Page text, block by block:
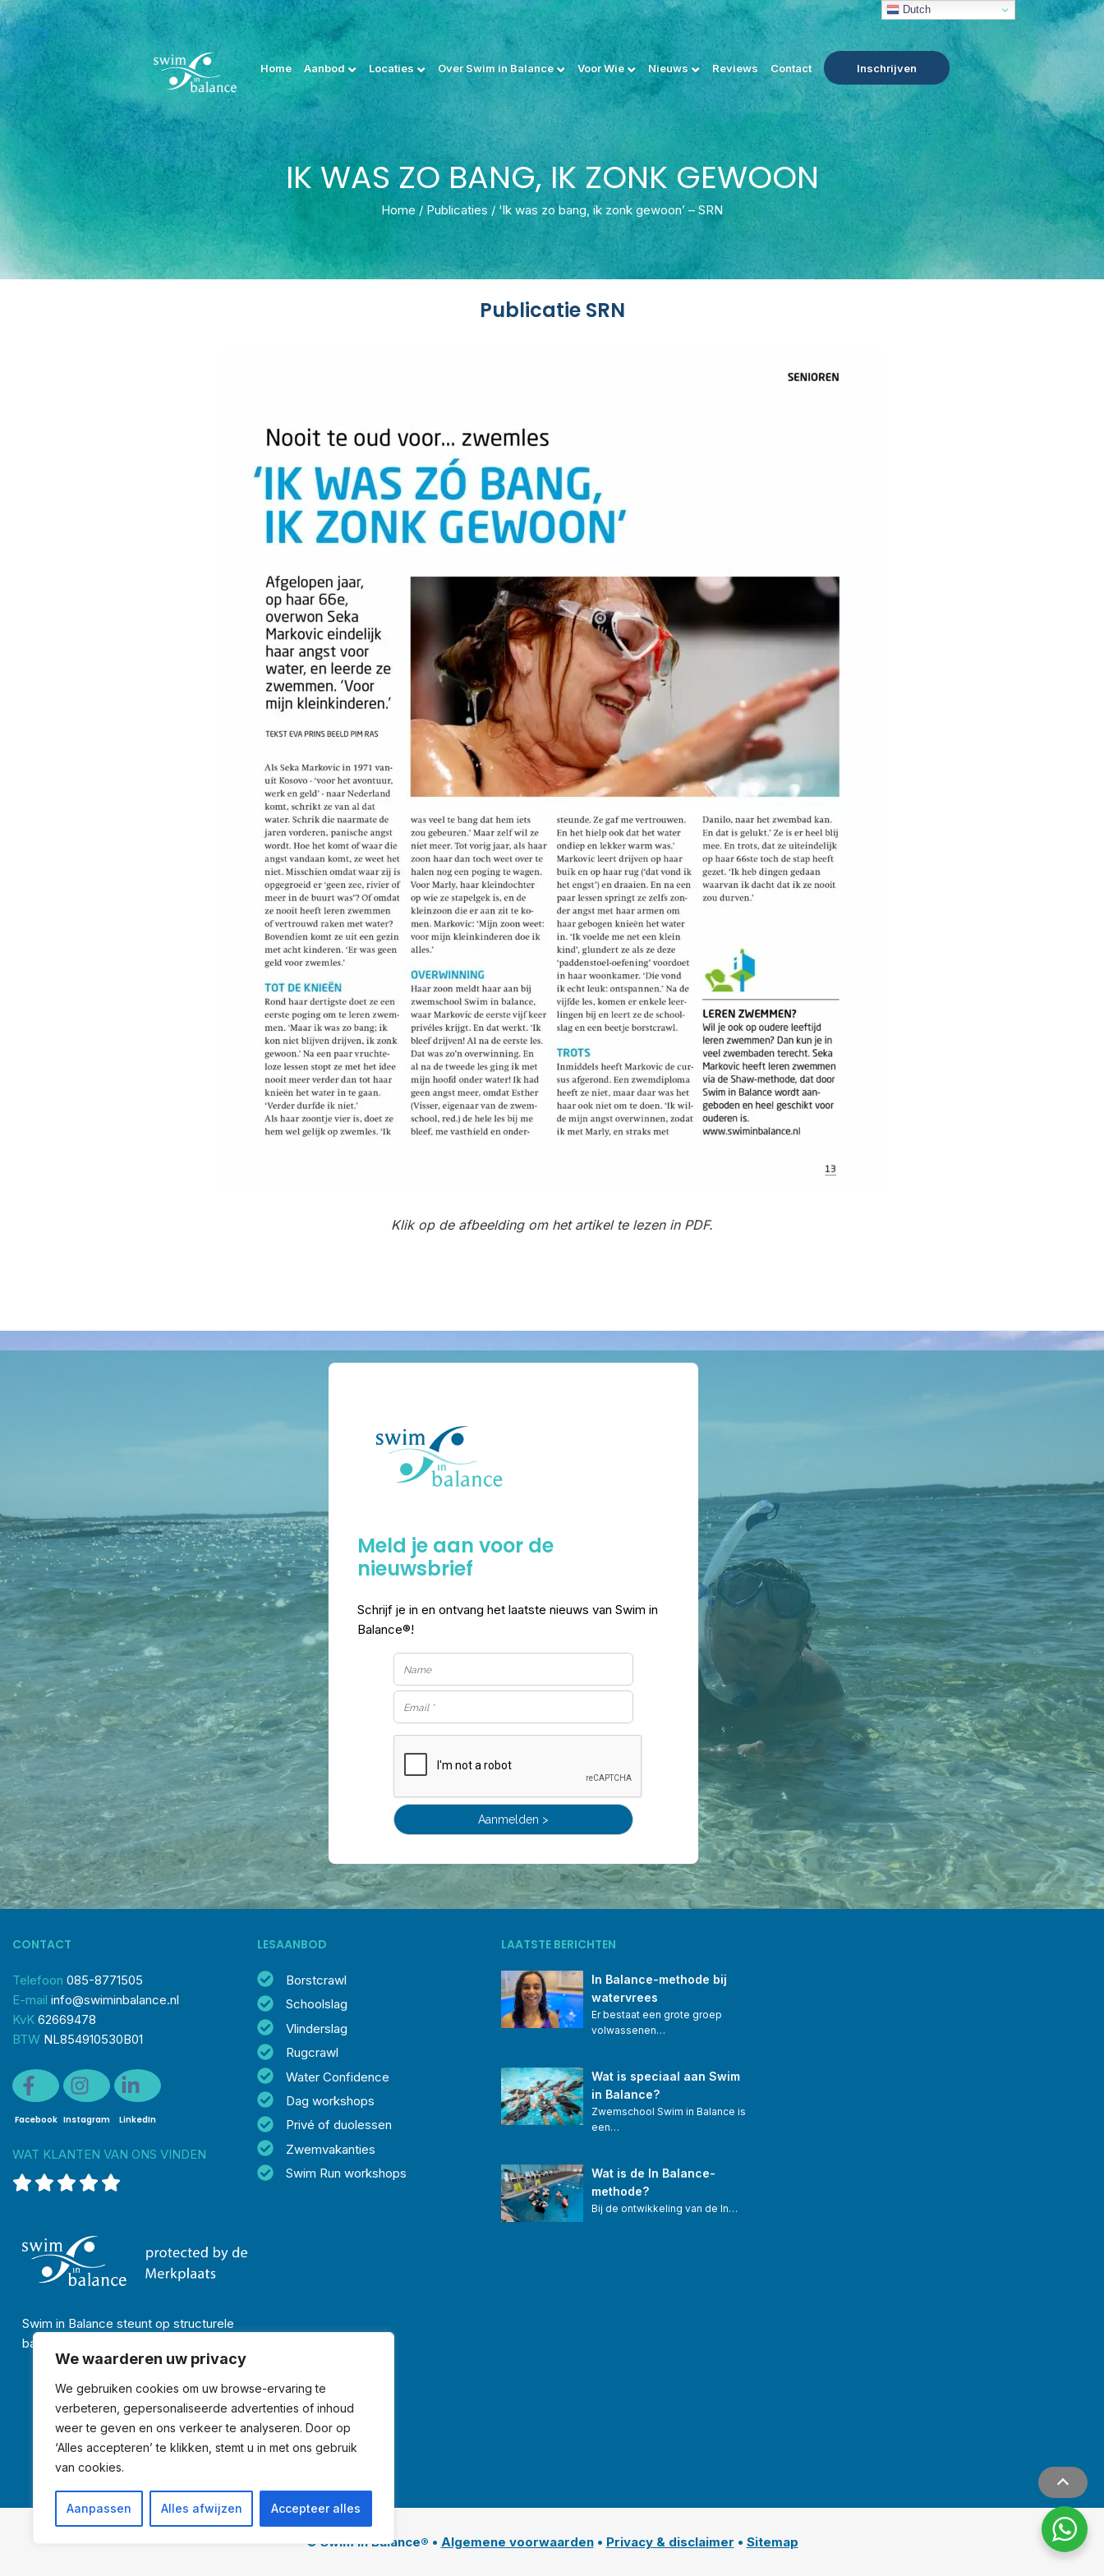
We waarderen uw privacy
We gebruiken cookies om uw browse-ervaring te
verbeteren, gepersonaliseerde advertenties of inhoud
weer te geven en ons verkeer te analyseren. Door op
‘Alles accepteren’ te klikken, stemt u in met ons gebruik
van cookies.
Aanpassen Alles afwijzen Accepteer alles
Home Aanbod Locaties Over Swim in Balance Voor Wie Nieuws Reviews Contact Inschrijven
IK WAS ZO BANG, IK ZONK GEWOON
Home / Publicaties/ ‘Ik was zo bang, ik zonk gewoon’ – SRN
Publicatie SRN
Klik op de afbeelding om het artikel te lezen in PDF.
Meld je aan voor de
nieuwsbrief
Schrijf je in en ontvang het laatste nieuws van Swim in
Balance®!
CONTACT
Telefoon 085-8771505
E-mail info@swiminbalance.nl
KvK 62669478
BTW NL854910530B01
Facebook Instagram LinkedIn
WAT KLANTEN VAN ONS VINDEN
Swim in Balance steunt op structurele
basis:
LESAANBOD
Borstcrawl
Schoolslag
Vlinderslag
Rugcrawl
Water Confidence
Dag workshops
Privé of duolessen
Zwemvakanties
Swim Run workshops
LAATSTE BERICHTEN
In Balance-methode bij
watervrees
Er bestaat een grote groep
volwassenen…
Wat is speciaal aan Swim
in Balance?
Zwemschool Swim in Balance is
een…
Wat is de In Balance-
methode?
Bij de ontwikkeling van de In…
© Swim in Balance® • Algemene voorwaarden• Privacy & disclaimer • Sitemap
Dutch